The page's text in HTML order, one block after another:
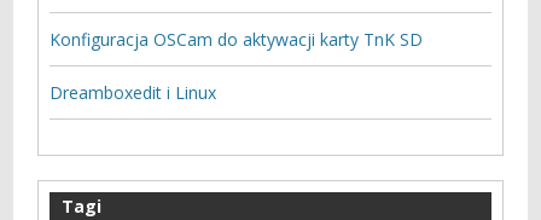
Konfiguracja OSCam do aktywacji karty TnK SD
Dreamboxedit i Linux
Tagi